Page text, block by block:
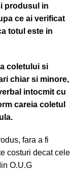
produsul in
ce ai verificat
totul este in
coletului si
chiar si minore,
intocmit cu
careia coletul
fara a fi
costuri decat cele
O.U.G